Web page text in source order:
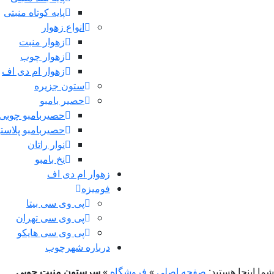
پایه کوتاه منبتی
انواع زهوار
زهوار منبت
زهوار چوب
زهوار ام دی اف
ستون جزیره
حصیر بامبو
حصیربامبو
حصیربامبو
نوار راتان
نخ بامبو
زهوار ام دی اف
فومیزه
پی وی سی بیتا
پی وی سی تهران
پی وی سی هایکو
درباره شهرچوب